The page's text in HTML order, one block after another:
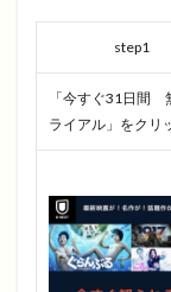
step1
「今すぐ31日間
ライアル」をクリ